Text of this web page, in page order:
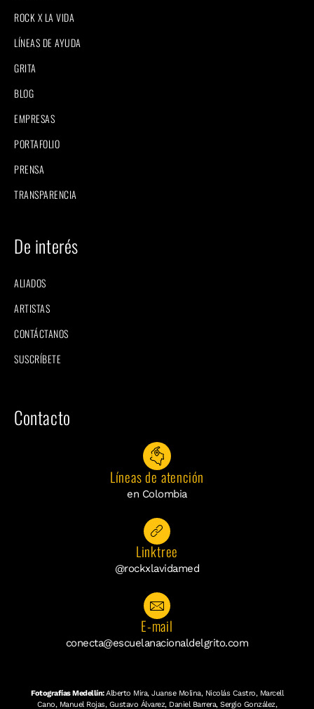
ROCK X LA VIDA
LÍNEAS DE AYUDA
GRITA
BLOG
EMPRESAS
PORTAFOLIO
PRENSA
TRANSPARENCIA
De interés
ALIADOS
ARTISTAS
CONTÁCTANOS
SUSCRÍBETE
Contacto
Líneas de atención
en Colombia
Linktree
@rockxlavidamed
E-mail
conecta@escuelanacionaldelgrito.com
Fotografías Medellín:Alberto Mira, Juanse Molina, Nicolás Castro, Marcell
Cano, Manuel Rojas, Gustavo Álvarez, Daniel Barrera, Sergio González,